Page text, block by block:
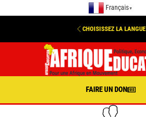
Français ▼
CHOISISSEZ LA LANGUE
FAIRE UN DON